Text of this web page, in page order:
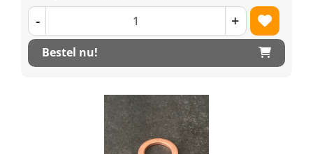
- +
Bestel nu!